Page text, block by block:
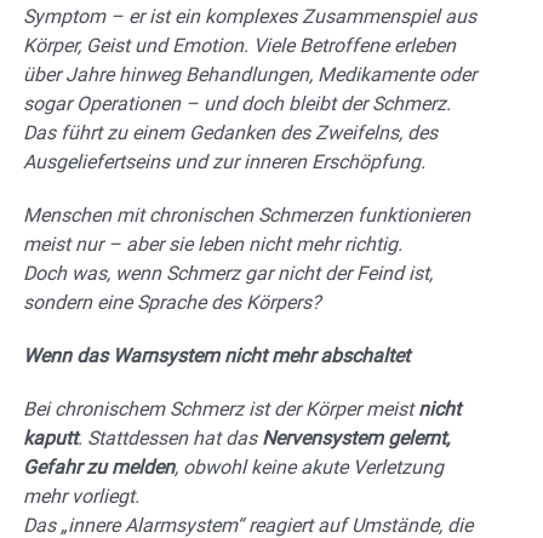
Symptom – er ist ein komplexes Zusammenspiel aus
Körper, Geist und Emotion. Viele Betroffene erleben
über Jahre hinweg Behandlungen, Medikamente oder
sogar Operationen – und doch bleibt der Schmerz.
Das führt zu einem Gedanken des Zweifelns, des
Ausgeliefertseins und zur inneren Erschöpfung.
Menschen mit chronischen Schmerzen funktionieren
meist nur – aber sie leben nicht mehr richtig.
Doch was, wenn Schmerz gar nicht der Feind ist,
sondern eine Sprache des Körpers?
Wenn das Warnsystem nicht mehr abschaltet
Bei chronischem Schmerz ist der Körper meistnicht
kaputt. Stattdessen hat das Nervensystem gelernt,
Gefahr zu melden, obwohl keine akute Verletzung
mehr vorliegt.
Das „innere Alarmsystem“ reagiert auf Umstände, die